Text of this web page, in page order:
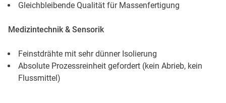
Gleichbleibende Qualität für Massenfertigung
Medizintechnik & Sensorik
Feinstdrähte mit sehr dünner Isolierung
Absolute Prozessreinheit gefordert (kein Abrieb, kein
Flussmittel)